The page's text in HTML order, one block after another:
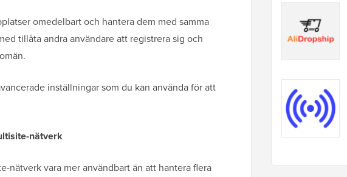
omedelbart och hantera dem med samma
tillåta andra användare att registrera sig och
inställningar som du kan använda för att
nätverk
nätverk vara mer användbart än att hantera flera